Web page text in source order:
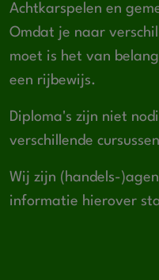
Achtkarspelen en
Omdat je naar
moet is het van
een rijbewijs.
Diploma's zijn niet
verschillende
Wij zijn (handels-
informatie hierover